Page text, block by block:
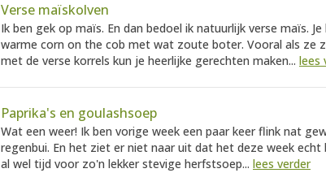
Verse maïskolven
Ik ben gek op maïs. En dan bedoel ik natuurlijk verse maïs.
warme corn on the cob met wat zoute boter. Vooral als ze
met de verse korrels kun je heerlijke gerechten maken... lees
Paprika's en goulashsoep
Wat een weer! Ik ben vorige week een paar keer flink nat
regenbui. En het ziet er niet naar uit dat het deze week
al wel tijd voor zo'n lekker stevige herfstsoep... lees verder